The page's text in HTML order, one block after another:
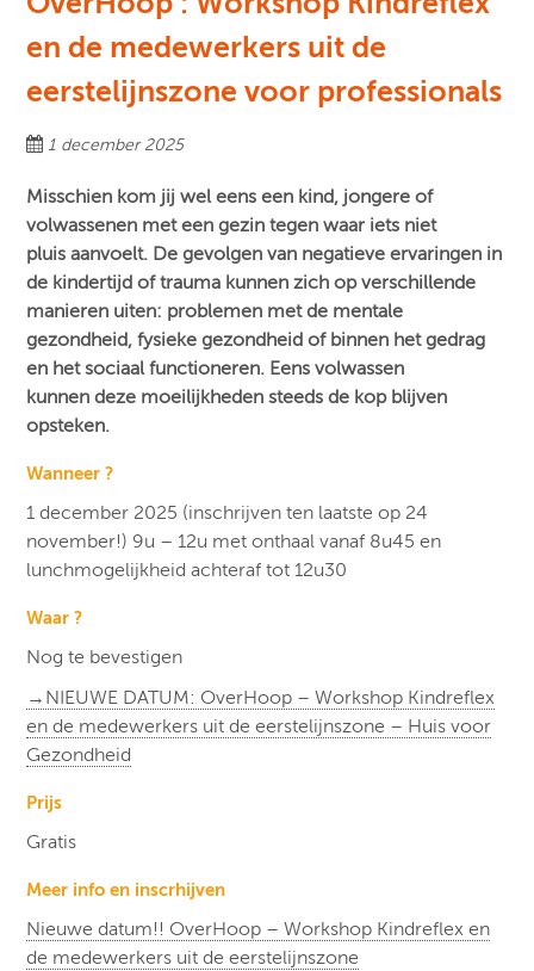
en de medewerkers uit de
eerstelijnszone voor professionals
1 december 2025
Misschien kom jij wel eens een kind, jongere of
volwassenen met een gezin tegen waar iets niet
pluis aanvoelt. De gevolgen van negatieve ervaringen in
de kindertijd of trauma kunnen zich op verschillende
manieren uiten: problemen met de mentale
gezondheid, fysieke gezondheid of binnen het gedrag
en het sociaal functioneren. Eens volwassen
kunnen deze moeilijkheden steeds de kop blijven
opsteken.
Wanneer ?
1 december 2025 (inschrijven ten laatste op 24
november!) 9u – 12u met onthaal vanaf 8u45 en
lunchmogelijkheid achteraf tot 12u30
Waar ?
Nog te bevestigen
→NIEUWE DATUM: OverHoop – Workshop Kindreflex
en de medewerkers uit de eerstelijnszone – Huis voor
Gezondheid
Prijs
Gratis
Meer info en inscrhijven
Nieuwe datum!! OverHoop – Workshop Kindreflex en
de medewerkers uit de eerstelijnszone